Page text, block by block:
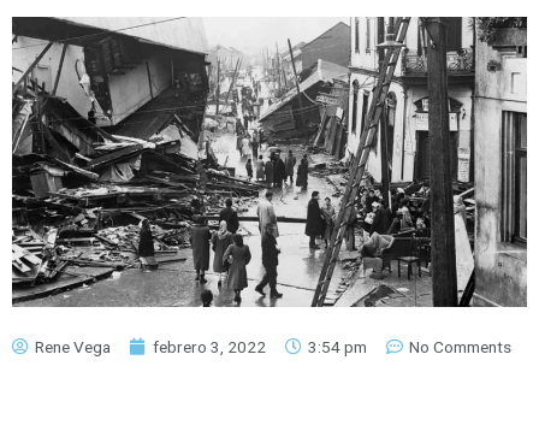
Rene Vega febrero 3, 2022 3:54 pm No Comments